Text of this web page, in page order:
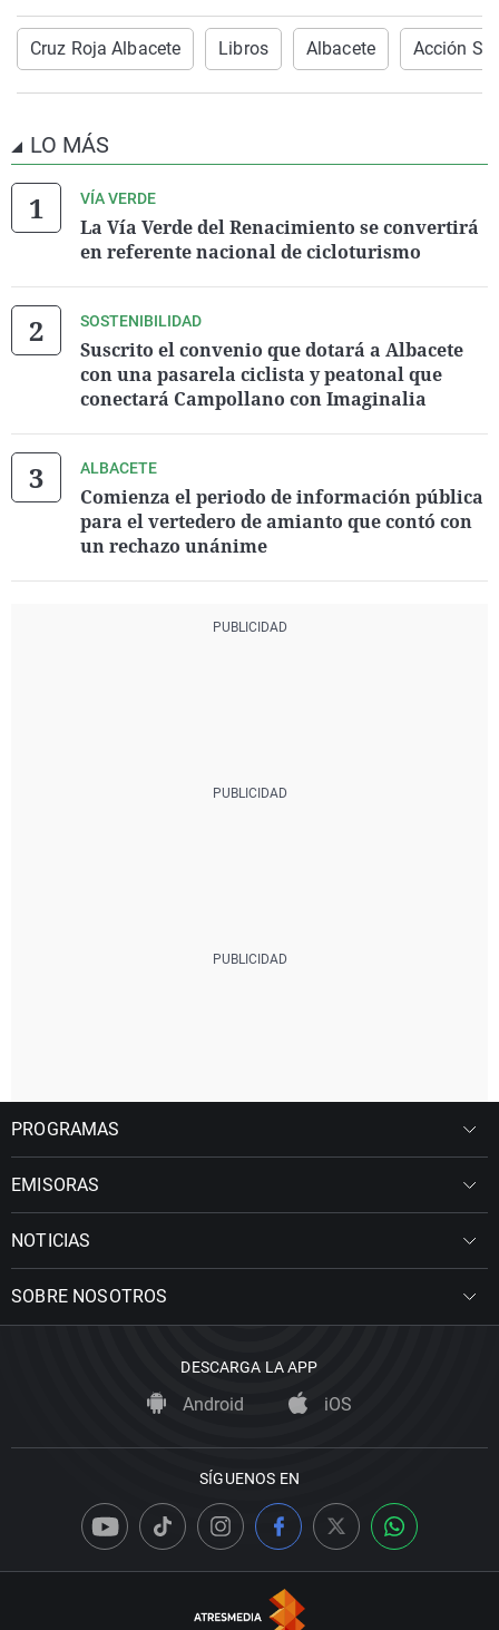
Cruz Roja Albacete Libros Albacete Acción
LO MÁS
VÍA VERDE
La Vía Verde del Renacimiento se convertirá
en referente nacional de cicloturismo
SOSTENIBILIDAD
Suscrito el convenio que dotará a Albacete
con una pasarela ciclista y peatonal que
conectará Campollano con Imaginalia
ALBACETE
Comienza el periodo de información pública
para el vertedero de amianto que contó con
un rechazo unánime
PROGRAMAS
EMISORAS
NOTICIAS
SOBRE NOSOTROS
DESCARGA LA APP
Android iOS
SÍGUENOS EN